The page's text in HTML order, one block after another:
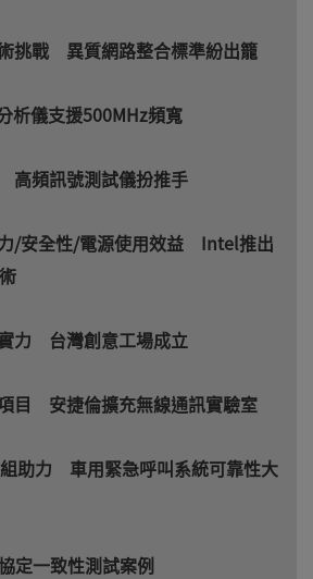
挑戰 異質網路整合標準紛出籠
析儀支援500MHz頻寬
高頻訊號測試儀扮推手
/安全性/電源使用效益 Intel推出
力 台灣創意工場成立
目 安捷倫擴充無線通訊實驗室
助力 車用緊急呼叫系統可靠性大
定一致性測試案例